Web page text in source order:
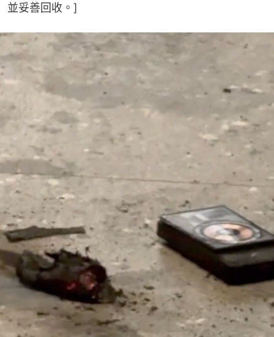
並妥善回收。]